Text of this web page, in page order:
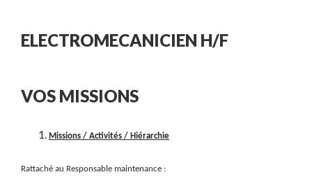
ELECTROMECANICIEN H/F
VOS MISSIONS
Missions / Activités / Hiérarchie
Rattaché au Responsable maintenance :